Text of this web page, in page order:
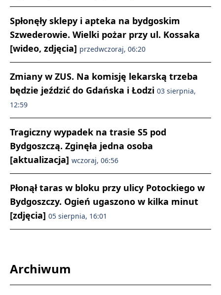
Spłonęły sklepy i apteka na bydgoskim
Szwederowie. Wielki pożar przy ul. Kossaka
[wideo, zdjęcia] przedwczoraj, 06:20
Zmiany w ZUS. Na komisję lekarską trzeba
będzie jeździć do Gdańska i Łodzi 03 sierpnia,
12:59
Tragiczny wypadek na trasie S5 pod
Bydgoszczą. Zginęła jedna osoba
[aktualizacja] wczoraj, 06:56
Płonął taras w bloku przy ulicy Potockiego w
Bydgoszczy. Ogień ugaszono w kilka minut
[zdjęcia] 05 sierpnia, 16:01
Archiwum